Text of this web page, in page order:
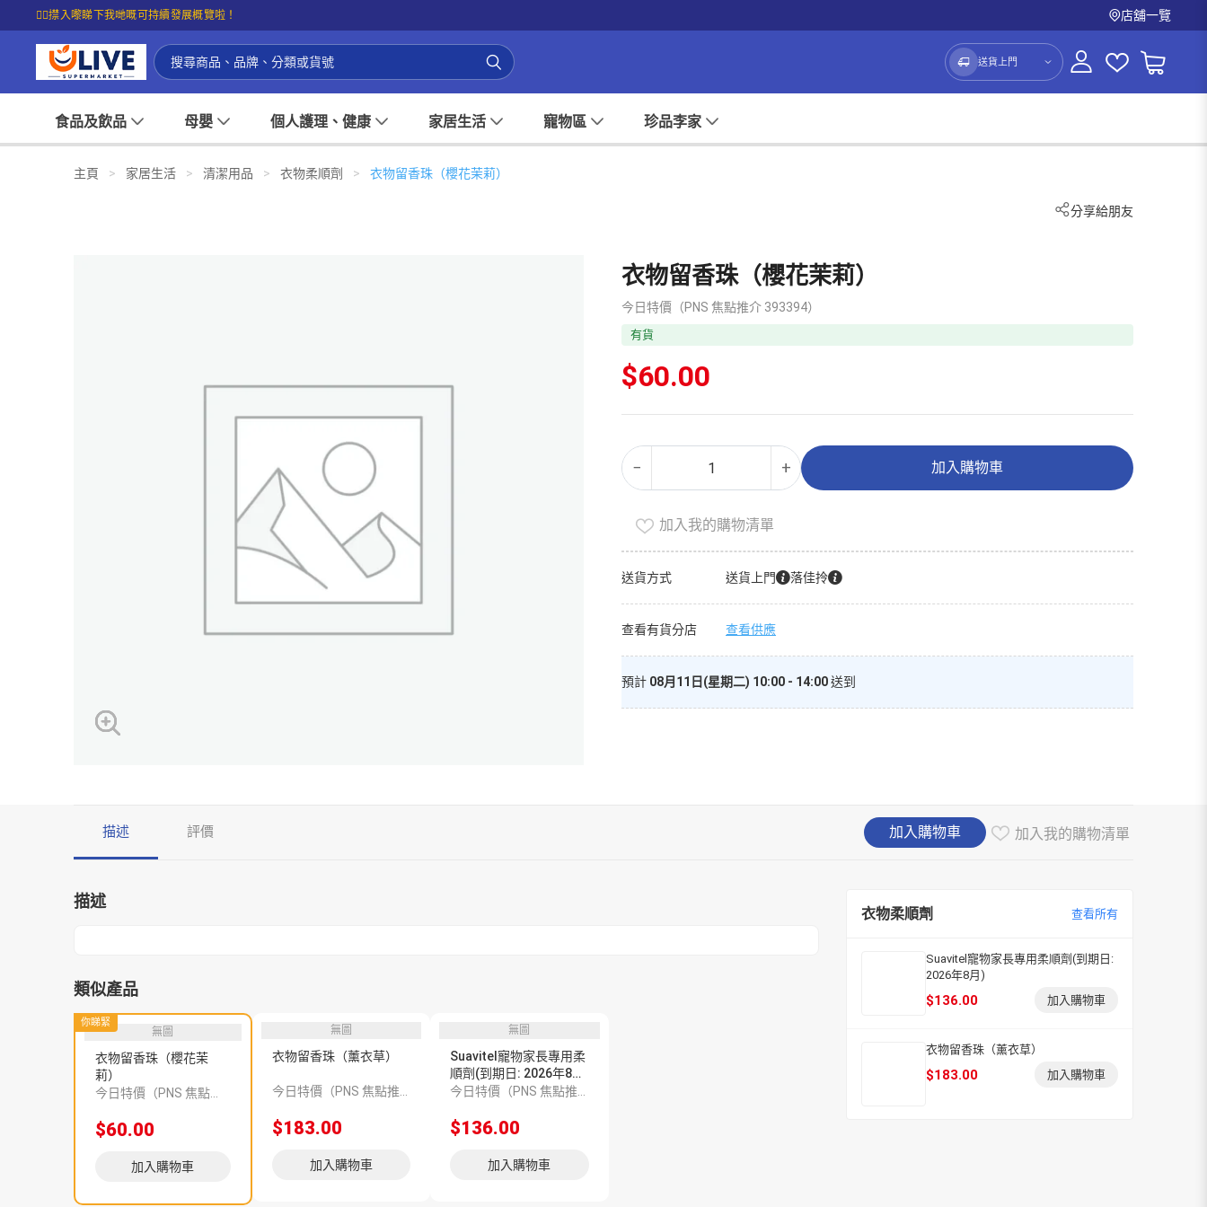
☝🏼㩒入嚟睇下我哋嘅可持續發展概覽啦！ 店舖一覽
送貨上門
食品及飲品 母嬰 個人護理、健康 家居生活 寵物區 珍品李家
主頁 > 家居生活 > 清潔用品 > 衣物柔順劑 > 衣物留香珠（櫻花茉莉）
分享給朋友
衣物留香珠（櫻花茉莉）
今日特價（PNS 焦點推介 393394）
有貨
$60.00
−
衣
物
珠
（櫻
莉）
數
量
+ 加入購物車
Alternative:
加入我的購物清單
送貨方式 送貨上門 落佳拎
查看有貨分店 查看供應
預計 08月11日(星期二) 10:00 - 14:00送到
描述 評價 加入購物車 加入我的購物清單
描述
類似產品
你睇緊
無圖
衣物留香珠（櫻花茉
莉）
$60.00
加入購物車
無圖
衣物留香珠（薰衣草）
$183.00
加入購物車
無圖
Suavitel寵物家長專用柔
順劑(到期日: 2026年8
月)
$136.00
加入購物車
衣物柔順劑 查看所有
Suavitel寵物家長專用柔順劑(到期日:
2026年8月)
$136.00 加入購物車
衣物留香珠（薰衣草）
$183.00 加入購物車